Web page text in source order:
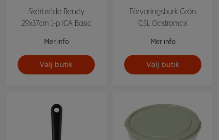
Skärbräda Bendy
29x37cm 1-p ICA Basic
Mer info
Välj butik
Förvaringsburk Grön
0,5L Gastromax
Mer info
Välj butik